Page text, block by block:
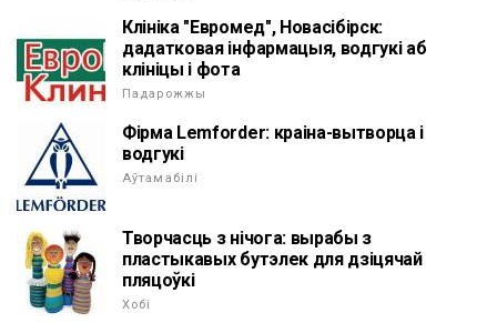
Клініка "Евромед", Новасібірск:
дадатковая інфармацыя, водгукі аб
клініцы і фота
Падарожжы
Фірма Lemforder: краіна-вытворца і
водгукі
Аўтамабілі
Творчасць з нічога: вырабы з
пластыкавых бутэлек для дзіцячай
пляцоўкі
Хобі